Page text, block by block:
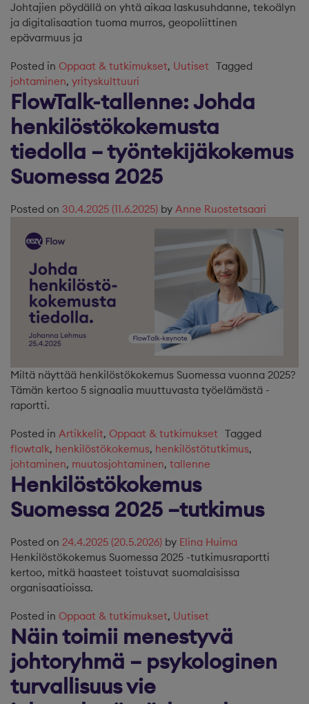
Johtajien pöydällä on yhtä aikaa laskusuhdanne, tekoälyn
ja digitalisaation tuoma murros, geopoliittinen
epävarmuus ja
Posted in Oppaat & tutkimukset, Uutiset Tagged
johtaminen, yrityskulttuuri
FlowTalk-tallenne: Johda
henkilöstökokemusta
tiedolla – työntekijäkokemus
Suomessa 2025
Posted on 30.4.2025 (11.6.2025) by Anne Ruostetsaari
Miltä näyttää henkilöstökokemus Suomessa vuonna 2025?
Tämän kertoo 5 signaalia muuttuvasta työelämästä -
raportti.
Posted in Artikkelit, Oppaat & tutkimukset Tagged
flowtalk, henkilöstökokemus, henkilöstötutkimus,
johtaminen, muutosjohtaminen, tallenne
Henkilöstökokemus
Suomessa 2025 –tutkimus
Posted on 24.4.2025 (20.5.2026) by Elina Huima
Henkilöstökokemus Suomessa 2025 -tutkimusraportti
kertoo, mitkä haasteet toistuvat suomalaisissa
organisaatioissa.
Posted in Oppaat & tutkimukset, Uutiset
Näin toimii menestyvä
johtoryhmä – psykologinen
turvallisuus vie